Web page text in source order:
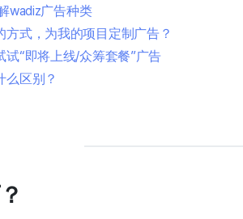
wadiz广告种类
式，为我的项目定制广告？
“即将上线/众筹套餐”广告
么区别？